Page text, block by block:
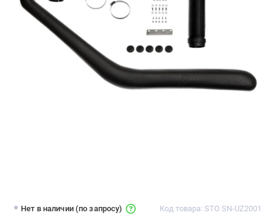
Нет в наличии (по запросу) Код товара: STO SN-UZ2001